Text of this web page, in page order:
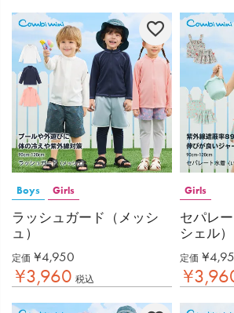
Boys Girls
ラッシュガード（メッシ
ュ）
定価 ¥4,950
¥3,960 税込
Girls
セパレ
シェル）
定価 ¥
¥